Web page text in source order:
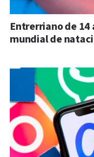
Entrerriano de 14
mundial de